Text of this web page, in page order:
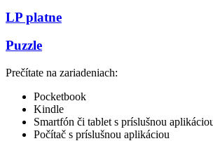
LP platne
Puzzle
Prečítate na zariadeniach:
Pocketbook
Kindle
Smartfón či tablet s príslušnou
Počítač s príslušnou aplikáciou